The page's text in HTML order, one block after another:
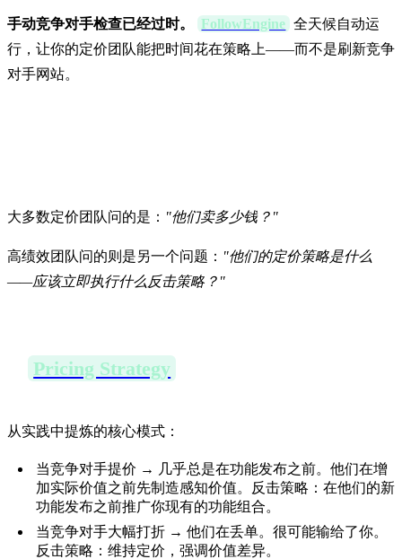
手动竞争对手检查已经过时。 FollowEngine 全天候自动运
行，让你的定价团队能把时间花在策略上——而不是刷新竞争
对手网站。
大多数定价团队问的是： "他们卖多少钱？"
高绩效团队问的则是另一个问题： "他们的定价策略是什么
——应该立即执行什么反击策略？"
Pricing Strategy
从实践中提炼的核心模式：
当竞争对手提价 → 几乎总是在功能发布之前。他们在增
加实际价值之前先制造感知价值。反击策略：在他们的新
功能发布之前推广你现有的功能组合。
当竞争对手大幅打折 → 他们在丢单。很可能输给了你。
反击策略：维持定价，强调价值差异。